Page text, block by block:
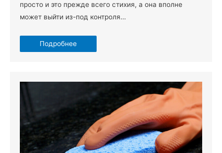
просто и это прежде всего стихия, а она вполне
может выйти из-под контроля…
Подробнее